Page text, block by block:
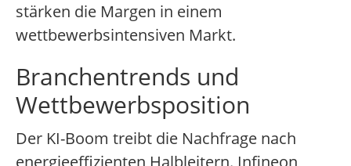
stärken die Margen in einem
wettbewerbsintensiven Markt.
Branchentrends und
Wettbewerbsposition
Der KI-Boom treibt die Nachfrage nach